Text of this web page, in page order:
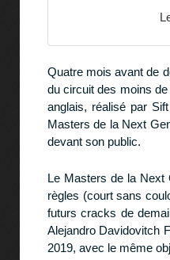
Quatre mois avant de
du circuit des moins
anglais, réalisé par
Masters de la Next
devant son public.
Le Masters de la Next
règles (court sans
futurs cracks de
Alejandro Davidovitch
2019, avec le même